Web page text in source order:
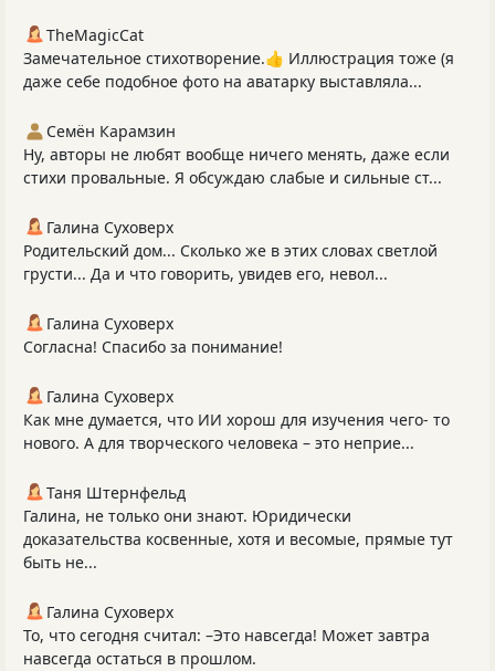
TheMagicCat
Замечательное стихотворение.👍 Иллюстрация тоже (я
даже себе подобное фото на аватарку выставляла...
Семён Карамзин
Ну, авторы не любят вообще ничего менять, даже если
стихи провальные. Я обсуждаю слабые и сильные ст...
Галина Суховерх
Родительский дом... Сколько же в этих словах светлой
грусти... Да и что говорить, увидев его, невол...
Галина Суховерх
Согласна! Спасибо за понимание!
Галина Суховерх
Как мне думается, что ИИ хорош для изучения чего- то
нового. А для творческого человека – это неприе...
Таня Штернфельд
Галина, не только они знают. Юридически
доказательства косвенные, хотя и весомые, прямые тут
быть не...
Галина Суховерх
То, что сегодня считал: –Это навсегда! Может завтра
навсегда остаться в прошлом.